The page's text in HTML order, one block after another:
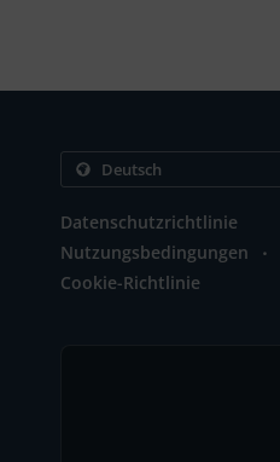
Datenschutzrichtlinie
Nutzungsbedingungen .
Cookie-Richtlinie